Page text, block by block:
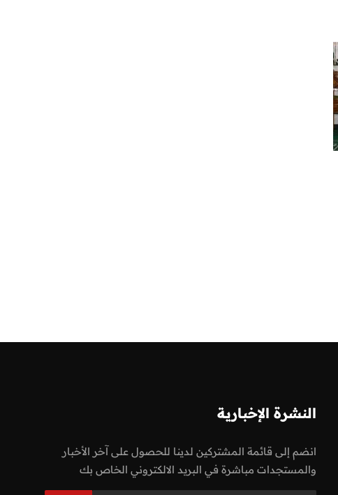
النشرة الإخبارية
انضم إلى قائمة المشتركين لدينا للحصول على آخر الأخبار
والمستجدات مباشرة في البريد الالكتروني الخاص بك